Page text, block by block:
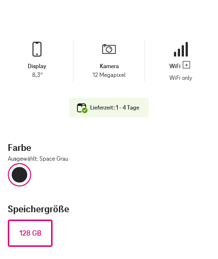
Display
8,3"
Kamera
12 Megapixel
WiFi
WiFi only
Lieferzeit: 1 - 4 Tage
Farbe
Ausgewählt: Space Grau
Speichergröße
128 GB